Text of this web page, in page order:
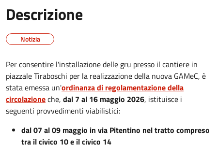
Descrizione
Notizia
Per consentire l'installazione delle gru presso il cantiere in
piazzale Tiraboschi per la realizzazione della nuova GAMeC, è
stata emessa un'ordinanza di regolamentazione della
circolazioneche, dal 7 al 16 maggio 2026, istituisce i
seguenti provvedimenti viabilistici:
dal 07 al 09 maggio in via Pitentino nel tratto compreso
tra il civico 10 e il civico 14